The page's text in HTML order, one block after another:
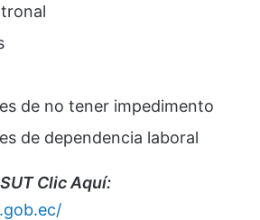
de no tener impedimento
de dependencia laboral
Clic Aquí: